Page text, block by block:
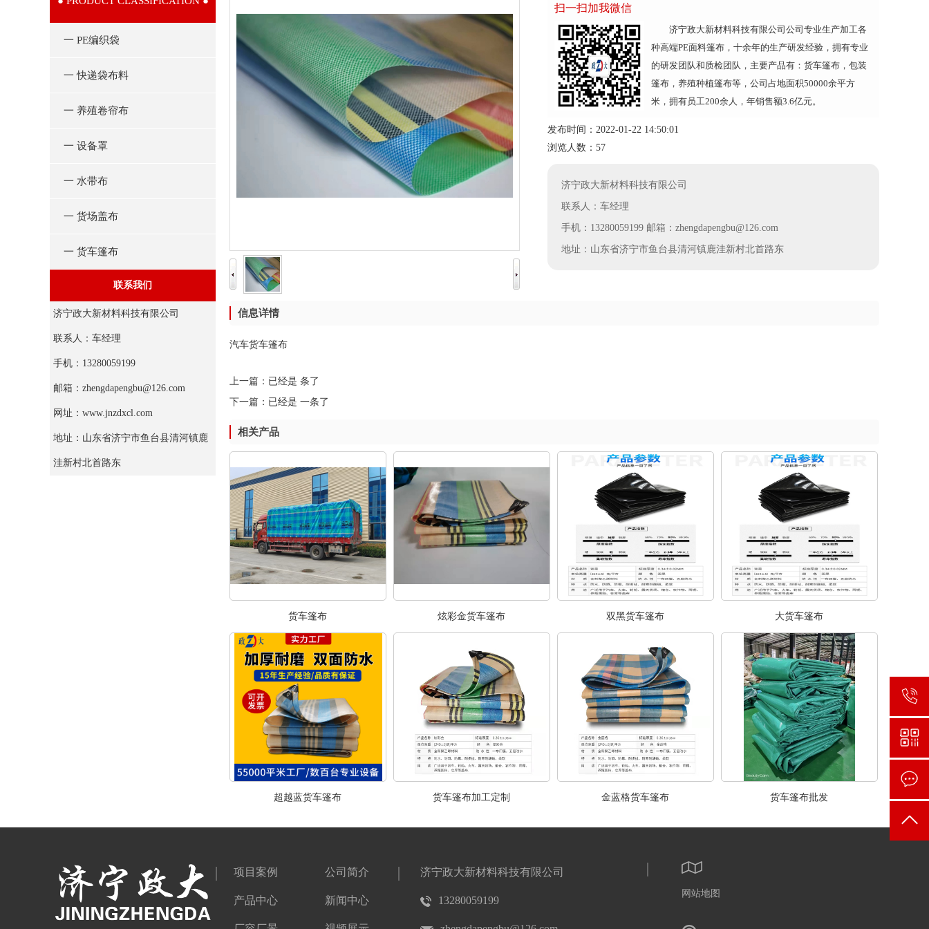
一 PE编织袋
一 快递袋布料
一 养殖卷帘布
一 设备罩
一 水带布
一 货场盖布
一 货车篷布
联系我们
济宁政大新材料科技有限公司
联系人：车经理
手机：13280059199
邮箱：zhengdapengbu@126.com
网址：www.jnzdxcl.com
地址：山东省济宁市鱼台县清河镇鹿
洼新村北首路东
扫一扫加我微信
济宁政大新材料科技有限公司公司专业生产加工各
种高端PE面料篷布，十余年的生产研发经验，拥有专业
的研发团队和质检团队，主要产品有：货车篷布，包装
篷布，养殖种植篷布等，公司占地面积50000余平方
米，拥有员工200余人，年销售额3.6亿元。
发布时间：2022-01-22 14:50:01
浏览人数：57
济宁政大新材料科技有限公司
联系人：车经理
手机：13280059199 邮箱：zhengdapengbu@126.com
地址：山东省济宁市鱼台县清河镇鹿洼新村北首路东
信息详情
汽车货车篷布
上一篇：已经是 条了
下一篇：已经是 一条了
相关产品
货车篷布 炫彩金货车篷布 双黑货车篷布 大货车篷布
超越蓝货车篷布 货车篷布加工定制 金蓝格货车篷布 货车篷布批发
项目案例 公司简介
产品中心 新闻中心
济宁政大新材料科技有限公司
13280059199
网站地图